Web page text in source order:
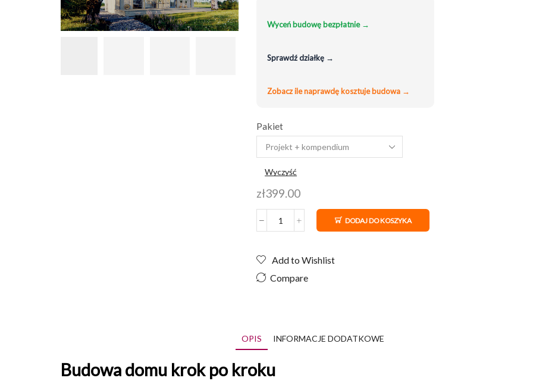
do
Wyceń budowę bezpłatnie →
Sprawdź działkę →
Zobacz ile naprawdę kosztuje budowa →
Pakiet
Wyczyść
zł399.00
ilość
35
–
DODAJ DO KOSZYKA
Add to Wishlist
Compare
OPIS INFORMACJE DODATKOWE
Budowa domu krok po kroku